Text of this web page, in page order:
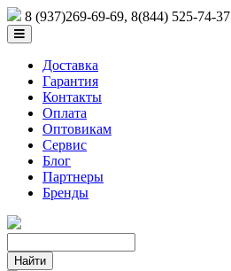
8 (937)269-69-69, 8(844) 525-74-37
Доставка
Гарантия
Контакты
Оплата
Оптовикам
Сервис
Блог
Партнеры
Бренды